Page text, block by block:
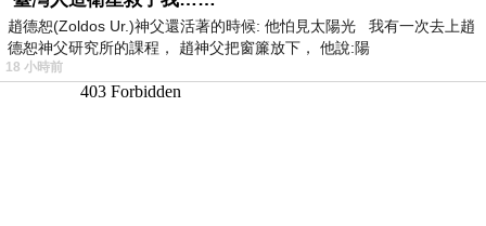
趙德恕(Zoldos Ur.)神父還活著的時候: 他怕見太陽光 我有一次去上趙
德恕神父研究所的課程， 趙神父把窗簾放下， 他說:陽
18 小時前